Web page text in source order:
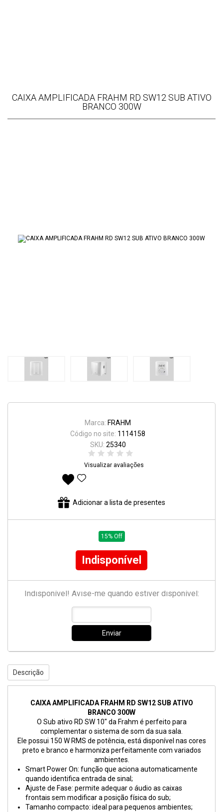
CAIXA AMPLIFICADA FRAHM RD SW12 SUB ATIVO
BRANCO 300W
Marca: FRAHM
Código no site: 1114158
SKU: 25340
Visualizar avaliações
Adicionar a lista de presentes
15% Off
Indisponível
Indisponível! Avise-me quando estiver disponível:
Enviar
Descrição
CAIXA AMPLIFICADA FRAHM RD SW12 SUB ATIVO
BRANCO 300W
O Sub ativo RD SW 10″ da Frahm é perfeito para
complementar o sistema de som da sua sala.
Ele possui 150 W RMS de potência, está disponível nas cores
preto e branco e harmoniza perfeitamente com variados
ambientes.
Smart Power On: função que aciona automaticamente
quando identifica entrada de sinal;
Ajuste de Fase: permite adequar o áudio as caixas
frontais sem modificar a posição física do sub;
Tamanho compacto: ideal para pequenos ambientes;